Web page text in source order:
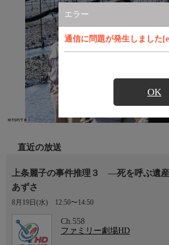
エラー
通信に問題が発生しました
OK
直近の放送
上条麗子の事件推理３ ―死を呼ぶ遺
あずさ
8月19日(水) 12:50〜14:50
Ch.558
ファミリー劇場HD